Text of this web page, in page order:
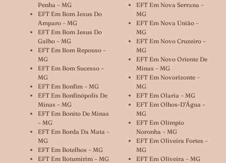
Penha – MG
EFT Em Bom Jesus Do
Amparo – MG
EFT Em Bom Jesus Do
Galho – MG
EFT Em Bom Repouso –
MG
EFT Em Bom Sucesso –
MG
EFT Em Bonfim – MG
EFT Em Bonfinópolis De
Minas – MG
EFT Em Bonito De Minas
– MG
EFT Em Borda Da Mata –
MG
EFT Em Botelhos – MG
EFT Em Botumirim – MG
EFT Em Nova Serrana –
MG
EFT Em Nova União –
MG
EFT Em Novo Cruzeiro –
MG
EFT Em Novo Oriente De
Minas – MG
EFT Em Novorizonte –
MG
EFT Em Olaria – MG
EFT Em Olhos-D’Água –
MG
EFT Em Olímpio
Noronha – MG
EFT Em Oliveira Fortes –
MG
EFT Em Oliveira – MG